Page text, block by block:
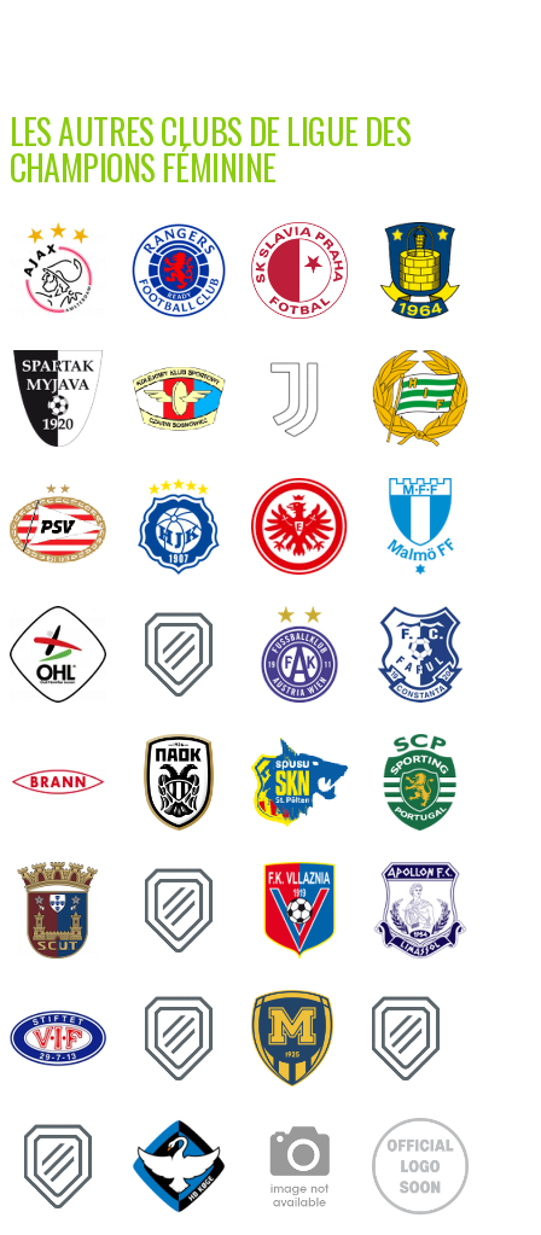
LES AUTRES CLUBS DE LIGUE DES
CHAMPIONS FÉMININE